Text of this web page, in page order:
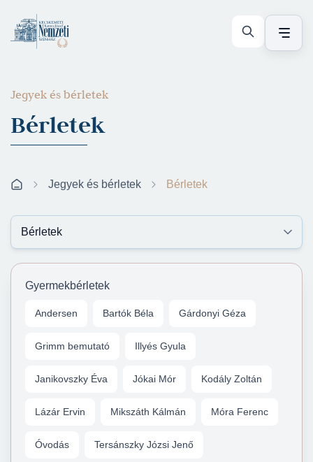
Jegyek és bérletek
Bérletek
Jegyek és bérletek Bérletek
Gyermekbérletek
Andersen Bartók Béla Gárdonyi Géza
Grimm bemutató Illyés Gyula
Janikovszky Éva Jókai Mór Kodály Zoltán
Lázár Ervin Mikszáth Kálmán Móra Ferenc
Óvodás Tersánszky Józsi Jenő